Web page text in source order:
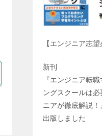
【エンジニア志望
新刊
『エンジニア転
ングスクールは
ニアが徹底解説！
出版しました